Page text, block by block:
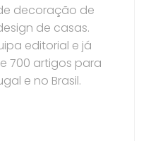
decoração de
de casas.
editorial e já
700 artigos para
e no Brasil.